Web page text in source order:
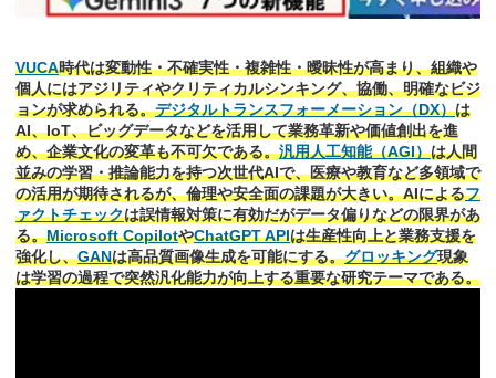
VUCA時代は変動性・不確実性・複雑性・曖昧性が高まり、組織や
個人にはアジリティやクリティカルシンキング、協働、明確なビジ
ョンが求められる。デジタルトランスフォーメーション（DX）は
AI、IoT、ビッグデータなどを活用して業務革新や価値創出を進
め、企業文化の変革も不可欠である。汎用人工知能（AGI）は人間
並みの学習・推論能力を持つ次世代AIで、医療や教育など多領域で
の活用が期待されるが、倫理や安全面の課題が大きい。AIによるフ
ァクトチェックは誤情報対策に有効だがデータ偏りなどの限界があ
る。Microsoft CopilotやChatGPT APIは生産性向上と業務支援を
強化し、GANは高品質画像生成を可能にする。グロッキング現象
は学習の過程で突然汎化能力が向上する重要な研究テーマである。